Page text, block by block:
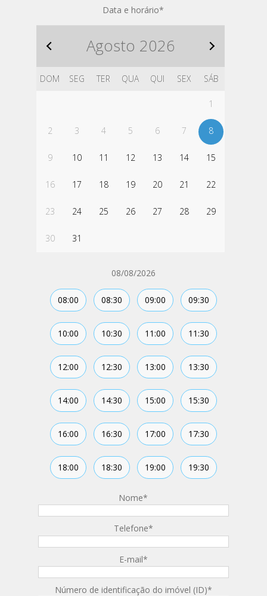
Data e horário*
Agosto 2026
DOM SEG TER QUA QUI SEX SÁB
1
2 3 4 5 6 7 8
9 10 11 12 13 14 15
16 17 18 19 20 21 22
23 24 25 26 27 28 29
30 31
08/08/2026
08:00 08:30 09:00 09:30
10:00 10:30 11:00 11:30
12:00 12:30 13:00 13:30
14:00 14:30 15:00 15:30
16:00 16:30 17:00 17:30
18:00 18:30 19:00 19:30
Nome*
Telefone*
E-mail*
Número de identificação do imóvel (ID)*